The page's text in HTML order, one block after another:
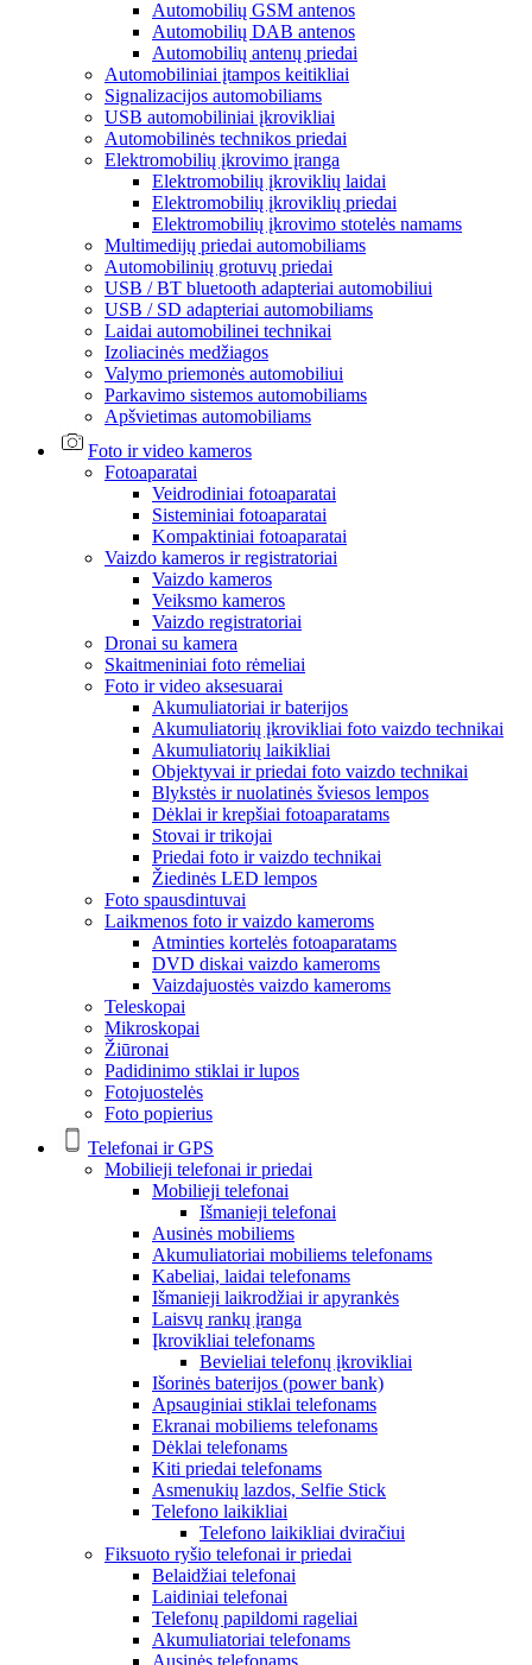
Automobilių GSM antenos
Automobilių DAB antenos
Automobilių antenų priedai
Automobiliniai įtampos keitikliai
Signalizacijos automobiliams
USB automobiliniai įkrovikliai
Automobilinės technikos priedai
Elektromobilių įkrovimo įranga
Elektromobilių įkroviklių laidai
Elektromobilių įkroviklių priedai
Elektromobilių įkrovimo stotelės namams
Multimedijų priedai automobiliams
Automobilinių grotuvų priedai
USB / BT bluetooth adapteriai automobiliui
USB / SD adapteriai automobiliams
Laidai automobilinei technikai
Izoliacinės medžiagos
Valymo priemonės automobiliui
Parkavimo sistemos automobiliams
Apšvietimas automobiliams
Foto ir video kameros
Fotoaparatai
Veidrodiniai fotoaparatai
Sisteminiai fotoaparatai
Kompaktiniai fotoaparatai
Vaizdo kameros ir registratoriai
Vaizdo kameros
Veiksmo kameros
Vaizdo registratoriai
Dronai su kamera
Skaitmeniniai foto rėmeliai
Foto ir video aksesuarai
Akumuliatoriai ir baterijos
Akumuliatorių įkrovikliai foto vaizdo technikai
Akumuliatorių laikikliai
Objektyvai ir priedai foto vaizdo technikai
Blykstės ir nuolatinės šviesos lempos
Dėklai ir krepšiai fotoaparatams
Stovai ir trikojai
Priedai foto ir vaizdo technikai
Žiedinės LED lempos
Foto spausdintuvai
Laikmenos foto ir vaizdo kameroms
Atminties kortelės fotoaparatams
DVD diskai vaizdo kameroms
Vaizdajuostės vaizdo kameroms
Teleskopai
Mikroskopai
Žiūronai
Padidinimo stiklai ir lupos
Fotojuostelės
Foto popierius
Telefonai ir GPS
Mobilieji telefonai ir priedai
Mobilieji telefonai
Išmanieji telefonai
Ausinės mobiliems
Akumuliatoriai mobiliems telefonams
Kabeliai, laidai telefonams
Išmanieji laikrodžiai ir apyrankės
Laisvų rankų įranga
Įkrovikliai telefonams
Bevieliai telefonų įkrovikliai
Išorinės baterijos (power bank)
Apsauginiai stiklai telefonams
Ekranai mobiliems telefonams
Dėklai telefonams
Kiti priedai telefonams
Asmenukių lazdos, Selfie Stick
Telefono laikikliai
Telefono laikikliai dviračiui
Fiksuoto ryšio telefonai ir priedai
Belaidžiai telefonai
Laidiniai telefonai
Telefonų papildomi rageliai
Akumuliatoriai telefonams
Ausinės telefonams